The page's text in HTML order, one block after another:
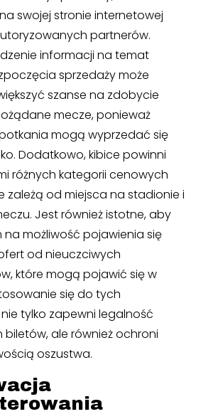
swojej stronie internetowej
partnerów.
informacji na temat
sprzedaży może
szanse na zdobycie
mecze, ponieważ
mogą wyprzedać się
Dodatkowo, kibice powinni
różnych kategorii cenowych
zależą od miejsca na stadionie i
Jest również istotne, aby
możliwość pojawienia się
od nieuczciwych
które mogą pojawić się w
się do tych
tylko zapewni legalność
biletów, ale również ochroni
oszustwa.